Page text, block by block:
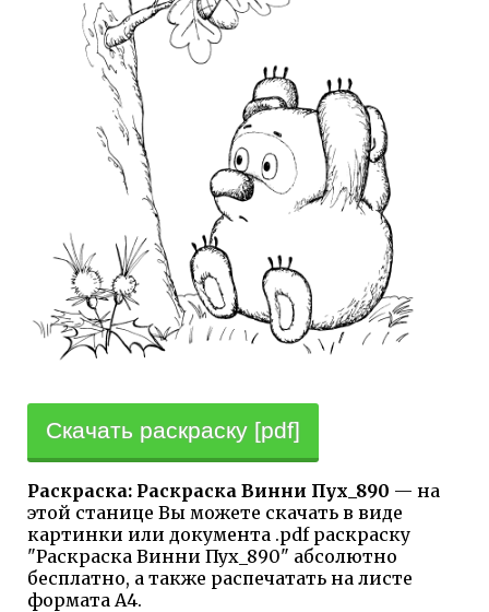
Скачать раскраску [pdf]
Раскраска: Раскраска Винни Пух_890 — на
этой станице Вы можете скачать в виде
картинки или документа .pdf раскраску
"Раскраска Винни Пух_890" абсолютно
бесплатно, а также распечатать на листе
формата А4.